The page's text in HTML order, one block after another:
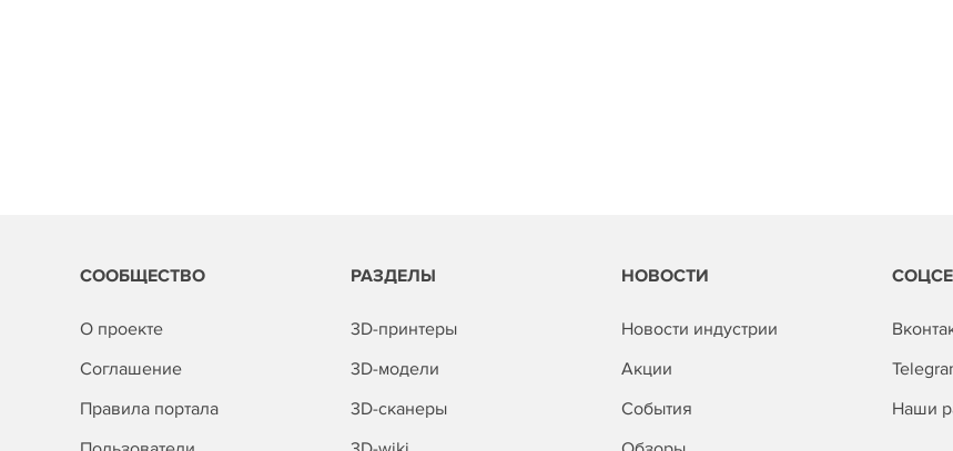
СООБЩЕСТВО
О проекте
Соглашение
Правила портала
РАЗДЕЛЫ
3D-принтеры
3D-модели
3D-сканеры
НОВОСТИ
Новости индустрии
Акции
События
Наши